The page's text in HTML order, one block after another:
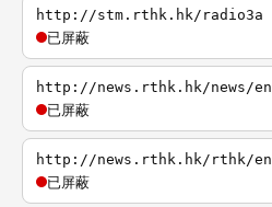
http://stm.rthk.hk/radio3a
已屏蔽
http://news.rthk.hk/news/en
已屏蔽
http://news.rthk.hk/rthk/en
已屏蔽